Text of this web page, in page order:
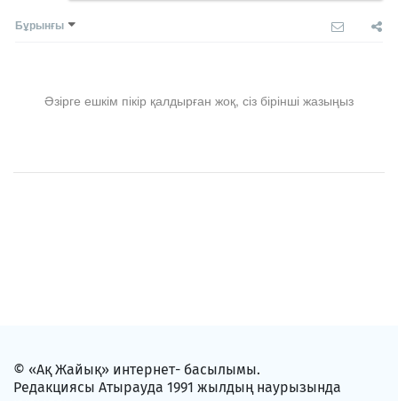
Бұрынғы
Әзірге ешкім пікір қалдырған жоқ, сіз бірінші жазыңыз
© «Ақ Жайық» интернет- басылымы.
Редакциясы Атырауда 1991 жылдың наурызында